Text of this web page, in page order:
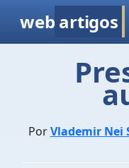
web artigos
PorVlademir Nei